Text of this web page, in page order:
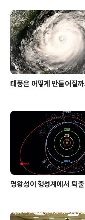
태풍은 어떻게 만들어질
명왕성이 행성계에서 퇴